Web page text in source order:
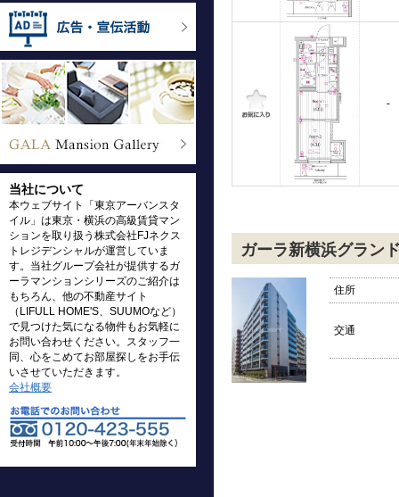
当社について
本ウェブサイト「東京アーバンスタ
イル」は東京・横浜の高級賃貸マン
ションを取り扱う株式会社FJネクス
トレジデンシャルが運営していま
す。当社グループ会社が提供するガ
ーラマンションシリーズのご紹介は
もちろん、他の不動産サイト
（LIFULL HOME'S、SUUMOなど）
で見つけた気になる物件もお気軽に
お問い合わせください。スタッフ一
同、心をこめてお部屋探しをお手伝
いさせていただきます。
会社概要
-
ガーラ新横浜グラン
住所
交通